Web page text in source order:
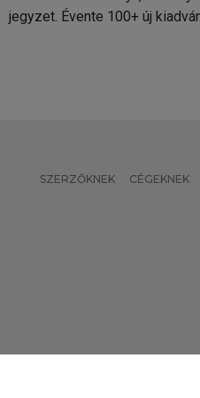
jegyzet. Évente 100+ új
SZERZŐKNEK CÉGEKNEK